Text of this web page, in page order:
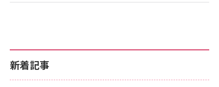
新着記事